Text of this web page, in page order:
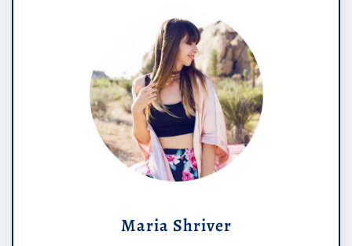
Maria Shriver